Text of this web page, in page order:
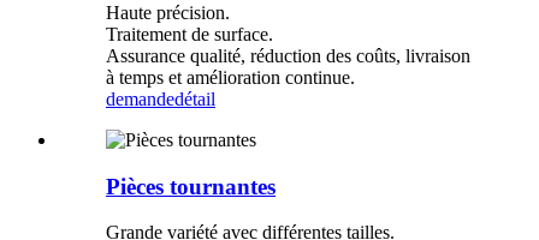
Haute précision.
Traitement de surface.
Assurance qualité, réduction des coûts, livraison
à temps et amélioration continue.
demandedétail
Pièces tournantes
Grande variété avec différentes tailles.